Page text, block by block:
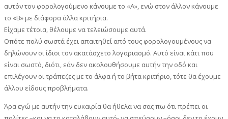
αυτόν τον φορολογούμενο κάνουμε το «Α», ενώ στον άλλον κάνουμε
το «Β» με διάφορα άλλα κριτήρια.
Είχαμε τέτοια, θέλουμε να τελειώσουμε αυτά.
Οπότε πολύ σωστά έχει απαιτηθεί από τους φορολογουμένους να
δηλώνουν οι ίδιοι τον ακατάσχετο λογαριασμό. Αυτό είναι κάτι που
είναι σωστό, διότι, εάν δεν ακολουθήσουμε αυτήν την οδό και
επιλέγουν οι τράπεζες με το άλφα ή το βήτα κριτήριο, τότε θα έχουμε
άλλου είδους προβλήματα.
Άρα εγώ με αυτήν την ευκαιρία θα ήθελα να σας πω ότι πρέπει οι